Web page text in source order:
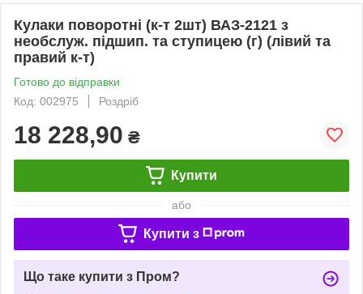
Кулаки поворотні (к-т 2шт) ВАЗ-2121 з
необслуж. підшип. та ступицею (г) (лівий та
правий к-т)
Готово до відправки
Код: 002975
Роздріб
18 228,90 ₴
Купити
або
Купити з
Що таке купити з Пром?